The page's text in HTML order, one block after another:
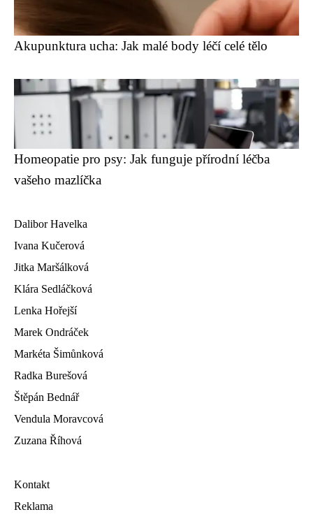
Akupunktura ucha: Jak malé body léčí celé tělo
Homeopatie pro psy: Jak funguje přírodní léčba
vašeho mazlíčka
Dalibor Havelka
Ivana Kučerová
Jitka Maršálková
Klára Sedláčková
Lenka Hořejší
Marek Ondráček
Markéta Šimůnková
Radka Burešová
Štěpán Bednář
Vendula Moravcová
Zuzana Říhová
Kontakt
Reklama